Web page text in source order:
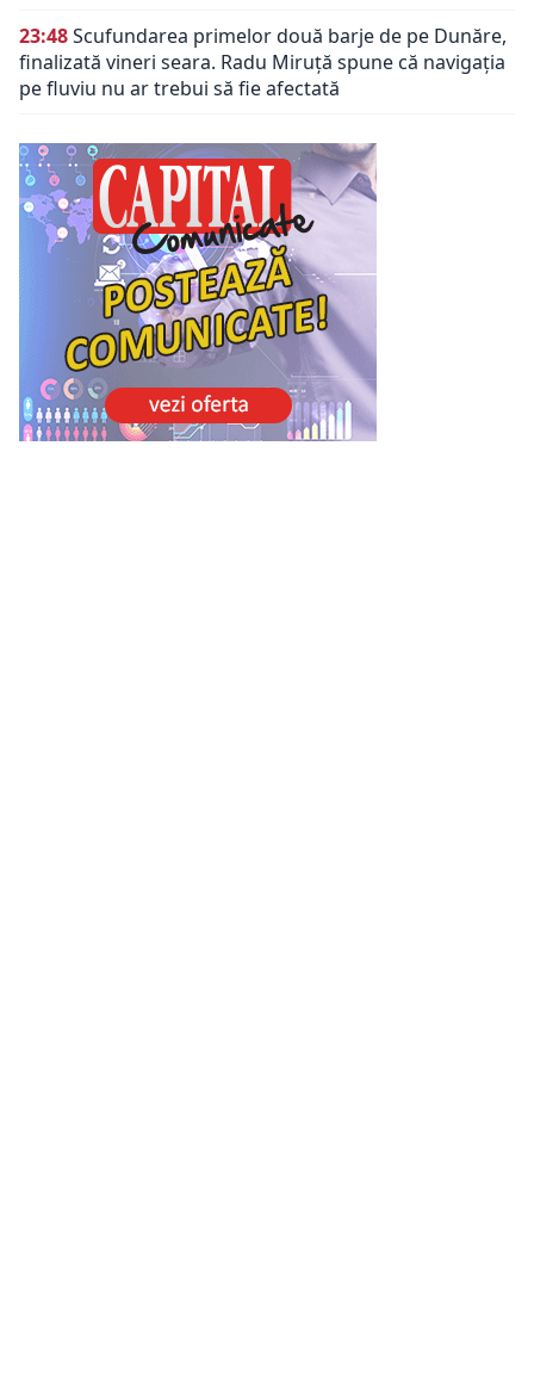
23:48Scufundarea primelor două barje de pe Dunăre,
finalizată vineri seara. Radu Miruță spune că navigația
pe fluviu nu ar trebui să fie afectată